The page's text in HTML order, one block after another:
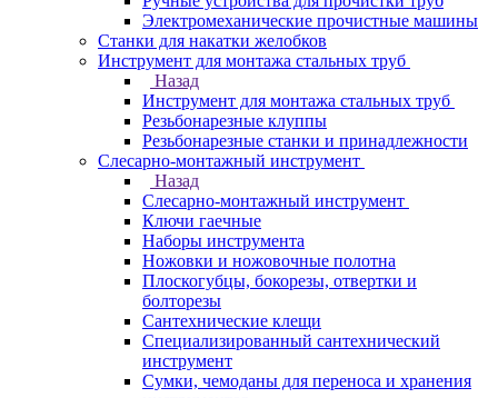
Электромеханические прочистные машины
Станки для накатки желобков
Инструмент для монтажа стальных труб
Назад
Инструмент для монтажа стальных труб
Резьбонарезные клуппы
Резьбонарезные станки и принадлежности
Слесарно-монтажный инструмент
Назад
Слесарно-монтажный инструмент
Ключи гаечные
Наборы инструмента
Ножовки и ножовочные полотна
Плоскогубцы, бокорезы, отвертки и
болторезы
Сантехнические клещи
Специализированный сантехнический
инструмент
Сумки, чемоданы для переноса и хранения